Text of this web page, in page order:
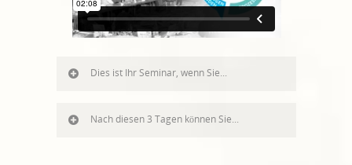
Dies ist Ihr Seminar, wenn Sie...
Nach diesen 3 Tagen können Sie...